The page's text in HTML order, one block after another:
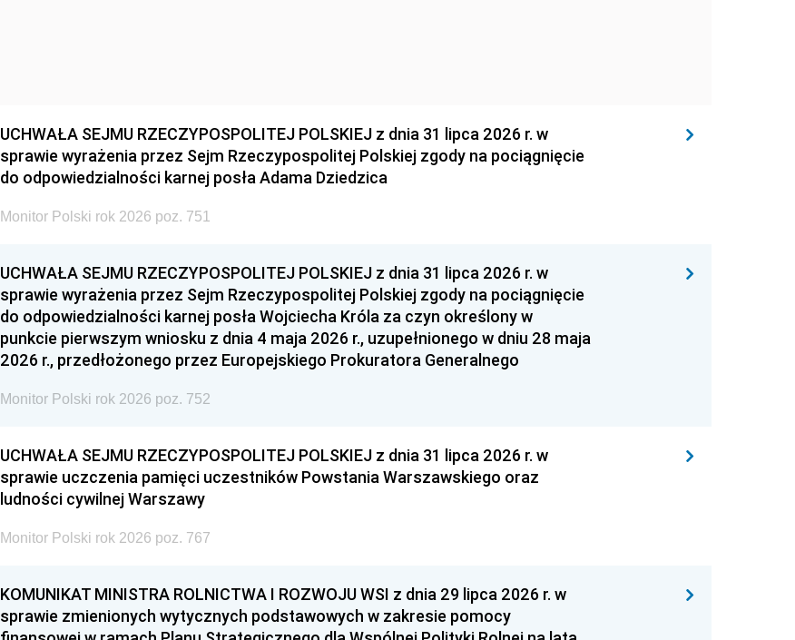
UCHWAŁA SEJMU RZECZYPOSPOLITEJ POLSKIEJ z dnia 31 lipca 2026 r. w
sprawie wyrażenia przez Sejm Rzeczypospolitej Polskiej zgody na pociągnięcie
do odpowiedzialności karnej posła Adama Dziedzica
Monitor Polski rok 2026 poz. 751
UCHWAŁA SEJMU RZECZYPOSPOLITEJ POLSKIEJ z dnia 31 lipca 2026 r. w
sprawie wyrażenia przez Sejm Rzeczypospolitej Polskiej zgody na pociągnięcie
do odpowiedzialności karnej posła Wojciecha Króla za czyn określony w
punkcie pierwszym wniosku z dnia 4 maja 2026 r., uzupełnionego w dniu 28 maja
2026 r., przedłożonego przez Europejskiego Prokuratora Generalnego
Monitor Polski rok 2026 poz. 752
UCHWAŁA SEJMU RZECZYPOSPOLITEJ POLSKIEJ z dnia 31 lipca 2026 r. w
sprawie uczczenia pamięci uczestników Powstania Warszawskiego oraz
ludności cywilnej Warszawy
Monitor Polski rok 2026 poz. 767
KOMUNIKAT MINISTRA ROLNICTWA I ROZWOJU WSI z dnia 29 lipca 2026 r. w
sprawie zmienionych wytycznych podstawowych w zakresie pomocy